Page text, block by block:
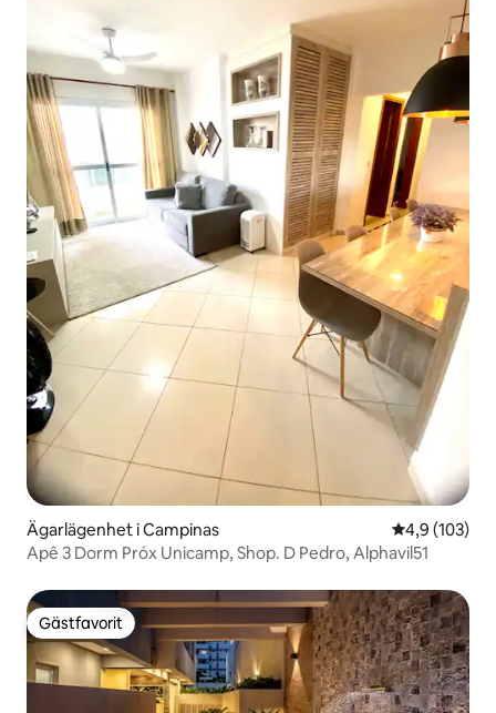
Ägarlägenhet i Campinas 4,9 av 5 i
4,9 (103)
Apê 3 Dorm Próx Unicamp, Shop. D Pedro, Alphavil51
Gästfavorit
Gästfavorit